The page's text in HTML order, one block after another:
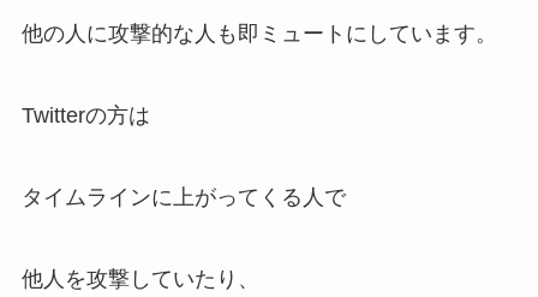
他の人に攻撃的な人も即ミュートにしています。
Twitterの方は
タイムラインに上がってくる人で
他人を攻撃していたり、